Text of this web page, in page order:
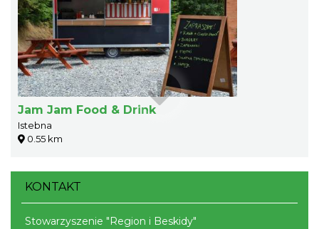
Jam Jam Food & Drink
Istebna
0.55 km
KONTAKT
Stowarzyszenie "Region i Beskidy"